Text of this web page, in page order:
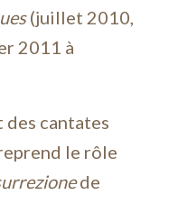
(juillet 2010,
2011 à
cantates
le rôle
de